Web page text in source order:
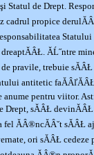
Statul de Drept.
cadrul propice
Statului
ĂĹ˝ntre
pravile, trebuie
antitetic
pentru viitor.
sĂÂŁ
ĂÂ®ncĂÂ˘t sĂÂŁ
ori sĂÂŁ